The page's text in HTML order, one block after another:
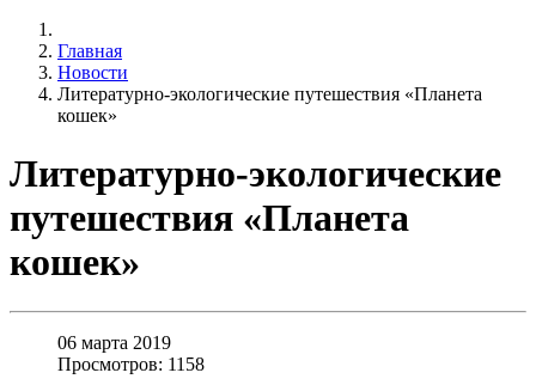
Главная
Новости
Литературно-экологические путешествия «Планета
кошек»
Литературно-экологические
путешествия «Планета
кошек»
06 марта 2019
Просмотров: 1158